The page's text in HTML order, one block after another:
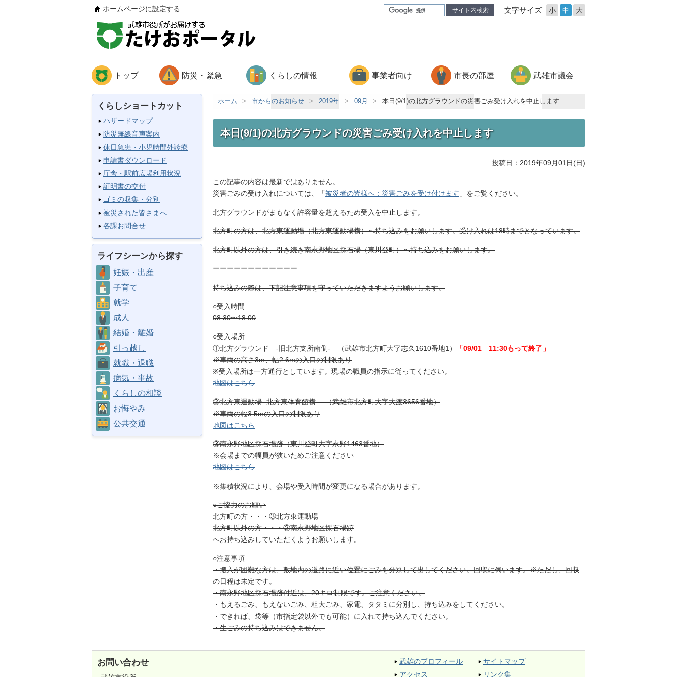
サイト内検索 文字サイズ 小 中 大
ホームページに設定する
トップ 防災・緊急 くらしの情報 事業者向け 市長の部屋 武雄市議会
くらしショートカット
ハザードマップ
防災無線音声案内
休日急患・小児時間外診療
申請書ダウンロード
庁舎・駅前広場利用状況
証明書の交付
ゴミの収集・分別
被災された皆さまへ
各課お問合せ
ライフシーンから探す
妊娠・出産
子育て
就学
成人
結婚・離婚
引っ越し
就職・退職
病気・事故
くらしの相談
お悔やみ
公共交通
ホーム > 市からのお知らせ > 2019年 > 09月 > 本日(9/1)の北方グラウンドの災害ごみ受け入れを中止します
本日(9/1)の北方グラウンドの災害ごみ受け入れを中止します
投稿日：2019年09月01日(日)
この記事の内容は最新ではありません。
災害ごみの受け入れについては、「被災者の皆様へ：災害ごみを受け付けます 」をご覧ください。
北方グラウンドがまもなく許容量を超えるため受入を中止します。
北方町の方は、北方東運動場（北方東運動場横）へ持ち込みをお願いします。受け入れは18時までとなっています。
北方町以外の方は、引き続き南永野地区採石場（東川登町）へ持ち込みをお願いします。
ーーーーーーーーーーーー
持ち込みの際は、下記注意事項を守っていただきますようお願いします。
○受入時間
08:30〜18:00
○受入場所
①北方グラウンド ‐旧北方支所南側‐ （武雄市北方町大字志久1610番地1）「09/01 11:30もって終了」
※車両の高さ3m、幅2.6mの入口の制限あり
※受入場所は一方通行としています。現場の職員の指示に従ってください。
地図はこちら
②北方東運動場 ‐北方東体育館横‐ （武雄市北方町大字大渡3656番地）
※車両の幅3.5mの入口の制限あり
地図はこちら
③南永野地区採石場跡（東川登町大字永野1463番地）
※会場までの幅員が狭いためご注意ください
地図はこちら
※集積状況により、会場や受入時間が変更になる場合があります。
○ご協力のお願い
北方町の方・・・③北方東運動場
北方町以外の方・・・②南永野地区採石場跡
へお持ち込みしていただくようお願いします。
○注意事項
・搬入が困難な方は、敷地内の道路に近い位置にごみを分別して出してください。回収に伺います。※ただし、回収
の日程は未定です。
・南永野地区採石場跡付近は、20キロ制限です。ご注意ください。
・もえるごみ、もえないごみ、粗大ごみ、家電、タタミに分別し、持ち込みをしてください。
・できれば、袋等（市指定袋以外でも可能）に入れて持ち込んでください。
・生ごみの持ち込みはできません。
お問い合わせ
武雄のプロフィール
アクセス
サイトマップ
リンク集